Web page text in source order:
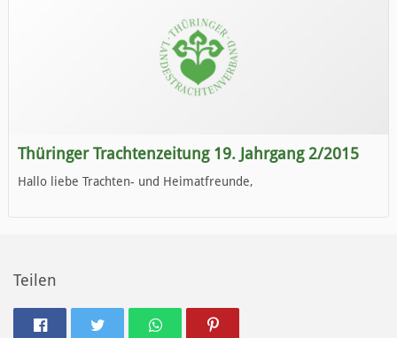
Thüringer Trachtenzeitung 19. Jahrgang 2/2015
Hallo liebe Trachten- und Heimatfreunde,
Teilen